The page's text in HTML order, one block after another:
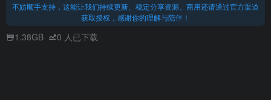
不妨顺手支持，这能让我们持续更新、稳定分享资源。商用还请通过官方渠道
获取授权，感谢你的理解与陪伴！
1.38GB 0 人已下载